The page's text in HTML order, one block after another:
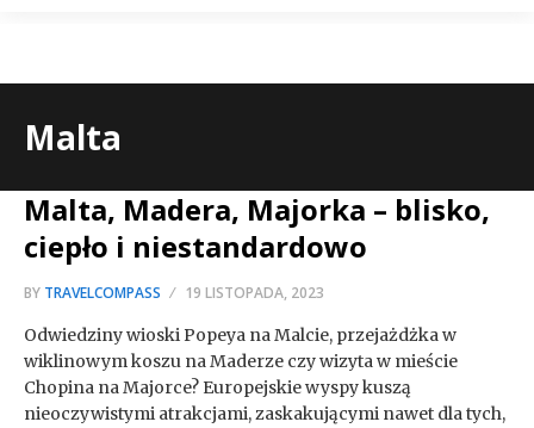
Malta
Malta, Madera, Majorka – blisko,
ciepło i niestandardowo
BY TRAVELCOMPASS 19 LISTOPADA, 2023
Odwiedziny wioski Popeya na Malcie, przejażdżka w
wiklinowym koszu na Maderze czy wizyta w mieście
Chopina na Majorce? Europejskie wyspy kuszą
nieoczywistymi atrakcjami, zaskakującymi nawet dla tych,